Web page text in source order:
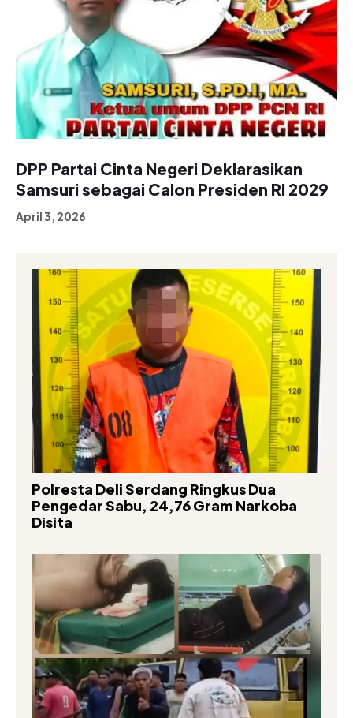
DPP Partai Cinta Negeri Deklarasikan
Samsuri sebagai Calon Presiden RI 2029
April 3, 2026
Polresta Deli Serdang Ringkus Dua
Pengedar Sabu, 24,76 Gram Narkoba
Disita